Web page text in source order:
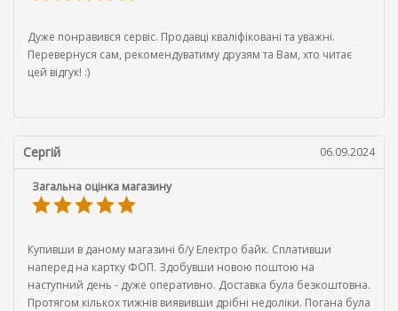
Дуже понравився сервіс. Продавці кваліфіковані та уважні.
Перевернуся сам, рекомендуватиму друзям та Вам, хто читає
цей відгук! :)
Сергій 06.09.2024
Загальна оцінка магазину
Купивши в даному магазині б/у Електро байк. Сплативши
наперед на картку ФОП. Здобувши новою поштою на
наступний день - дуже оперативно. Доставка була безкоштовна.
Протягом кількох тижнів виявивши дрібні недоліки. Погана була